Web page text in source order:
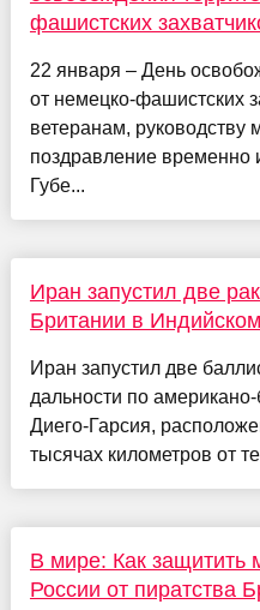
фашистских
22 января – День
от немецко-фашистских
ветеранам, руководству
поздравление временно
Губе...
Иран запустил две
Британии в
Иран запустил две
дальности по
Диего-Гарсия,
тысячах километров от
В мире: Как защитить
России от пиратства